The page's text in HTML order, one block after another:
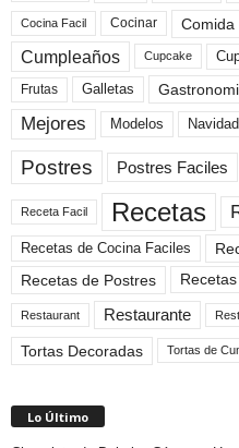
Cocina Facil Cocinar Comida
Cumpleaños Cupcake
Frutas Galletas
Mejores Modelos Navidad
Postres Postres Faciles
Receta Facil Recetas
Recetas de Cocina Faciles
Recetas de Postres
Restaurant Restaurante
Tortas Decoradas Tortas de
Lo Último